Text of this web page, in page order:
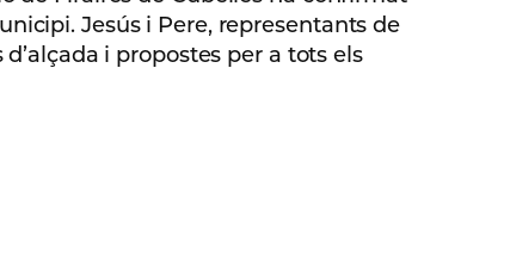
Jesús i Pere, representants de
i propostes per a tots els